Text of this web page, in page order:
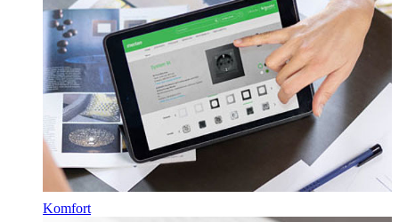
Komfort